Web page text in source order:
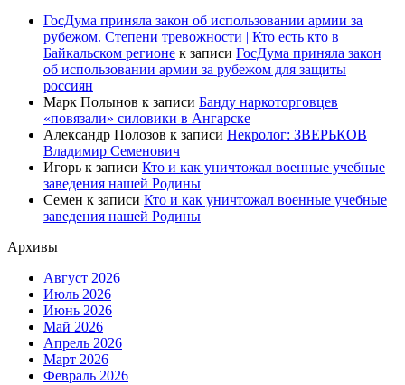
ГосДума приняла закон об использовании армии за
рубежом. Степени тревожности | Кто есть кто в
Байкальском регионе к записи ГосДума приняла закон
об использовании армии за рубежом для защиты
россиян
Марк Полынов к записи Банду наркоторговцев
«повязали» силовики в Ангарске
Александр Полозов к записи Некролог: ЗВЕРЬКОВ
Владимир Семенович
Игорь к записи Кто и как уничтожал военные учебные
заведения нашей Родины
Семен к записи Кто и как уничтожал военные учебные
заведения нашей Родины
Архивы
Август 2026
Июль 2026
Июнь 2026
Май 2026
Апрель 2026
Март 2026
Февраль 2026